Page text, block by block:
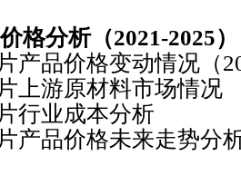
格分析（2021-2025）
品价格变动情况（
游原材料市场情况
业成本分析
品价格未来走势分